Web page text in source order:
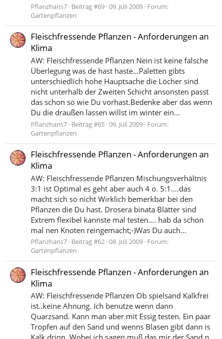
Pflanzhans7 Beitrag #69 09. Juli 2009 Forum:
Gartenpflanzen
Fleischfressende Pflanzen - Anforderungen an
Klima
AW: Fleischfressende Pflanzen Nein ist keine falsche
Überlegung was de hast haste...Paletten gibts
unterschiedlich hohe Hauptsache die Löcher sind
nicht unterhalb der Zweiten Schicht ansonsten passt
das schon so wie Du vorhast.Bedenke aber das wenn
Du die draußen lassen willst im winter ein...
Pflanzhans7 Beitrag #65 09. Juli 2009 Forum:
Gartenpflanzen
Fleischfressende Pflanzen - Anforderungen an
Klima
AW: Fleischfressende Pflanzen Mischungsverhältnis
3:1 ist Optimal es geht aber auch 4 o. 5:1....das
macht sich so nicht Wirklich bemerkbar bei den
Pflanzen die Du hast. Drosera binata Blätter sind
Extrem flexibel kannste mal testen.... hab da schon
mal nen Knoten reingemacht;-)Was Du auch...
Pflanzhans7 Beitrag #62 08. Juli 2009 Forum:
Gartenpflanzen
Fleischfressende Pflanzen - Anforderungen an
Klima
AW: Fleischfressende Pflanzen Ob spielsand Kalkfrei
ist..keine Ahnung. Ich benutze wenn dann
Quarzsand. Kann man aber mit Essig testen. Ein paar
Tropfen auf den Sand und wenns Blasen gibt dann is